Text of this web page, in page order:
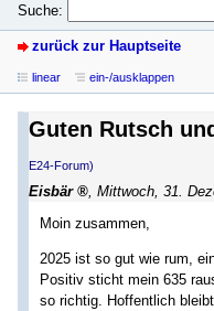
Suche:
zurück zur Hauptseite
linear ein-/ausklappen
Guten Rutsch
E24-Forum)
Eisbär Mittwoch, 31.
Moin zusammen,
2025 ist so gut wie rum,
Positiv sticht mein 635
so richtig. Hoffentlich